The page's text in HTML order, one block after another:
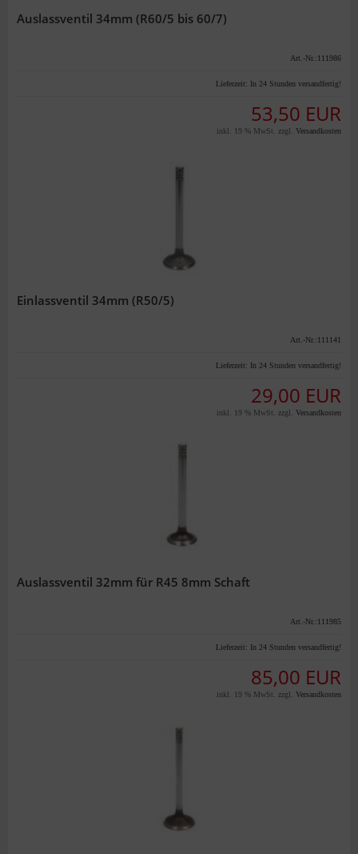
Auslassventil 34mm (R60/5 bis 60/7)
Art.-Nr.:111986
Lieferzeit: In 24 Stunden versandfertig!
53,50 EUR
inkl. 19 % MwSt. zzgl. Versandkosten
Einlassventil 34mm (R50/5)
Art.-Nr.:111141
Lieferzeit: In 24 Stunden versandfertig!
29,00 EUR
inkl. 19 % MwSt. zzgl. Versandkosten
Auslassventil 32mm für R45 8mm Schaft
Art.-Nr.:111985
Lieferzeit: In 24 Stunden versandfertig!
85,00 EUR
inkl. 19 % MwSt. zzgl. Versandkosten